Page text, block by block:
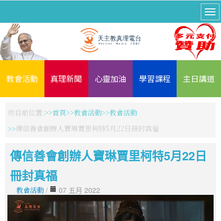
教會活動 真理新聞 心靈加油 學習課程 主日講道
你目前位置: 首頁 教會活動
教會活動
傳信善會創辦人寶琳賈里柯特5月22日冊封真福
傳信善會創辦人寶琳賈里柯特5月22日
冊封真福
教會活動 / 07 五月 2022